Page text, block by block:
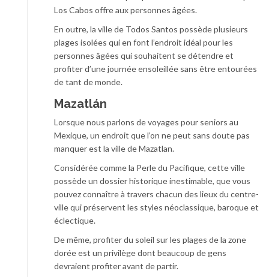
Los Cabos offre aux personnes âgées.
En outre, la ville de Todos Santos possède plusieurs
plages isolées qui en font l’endroit idéal pour les
personnes âgées qui souhaitent se détendre et
profiter d’une journée ensoleillée sans être entourées
de tant de monde.
Mazatlán
Lorsque nous parlons de voyages pour seniors au
Mexique, un endroit que l’on ne peut sans doute pas
manquer est la ville de Mazatlan.
Considérée comme la Perle du Pacifique, cette ville
possède un dossier historique inestimable, que vous
pouvez connaître à travers chacun des lieux du centre-
ville qui préservent les styles néoclassique, baroque et
éclectique.
De même, profiter du soleil sur les plages de la zone
dorée est un privilège dont beaucoup de gens
devraient profiter avant de partir.